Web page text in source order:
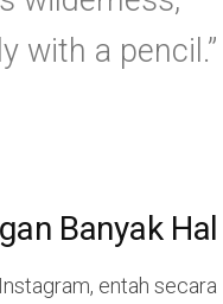
o
r
with a pencil.”
Banyak Hal
entah secara